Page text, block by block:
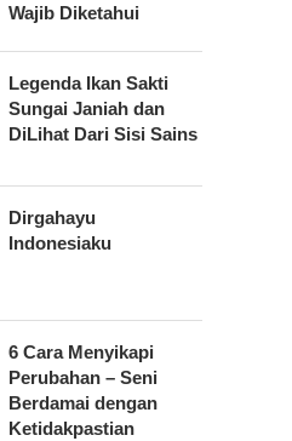
Wajib Diketahui
Legenda Ikan Sakti
Sungai Janiah dan
DiLihat Dari Sisi Sains
Dirgahayu
Indonesiaku
6 Cara Menyikapi
Perubahan – Seni
Berdamai dengan
Ketidakpastian